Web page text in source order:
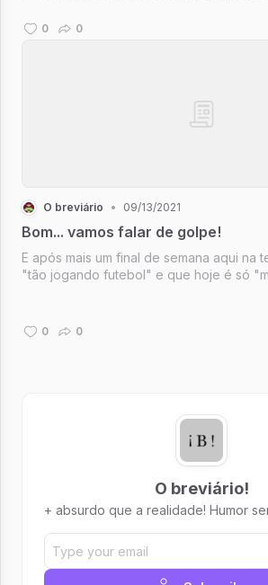
de resultado, de astrologia...
0 0
O breviário • 09/13/2021
Bom... vamos falar de golpe!
E após mais um final de semana aqui na
"tão jogando futebol" e que hoje é só
0 0
O breviário!
+ absurdo que a realidade! Humor